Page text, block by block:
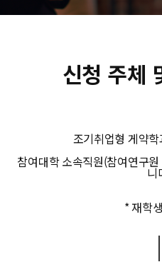
신청 주체
조기취업형 게약
참여대학 소속직원(참여연구
니
* 재학